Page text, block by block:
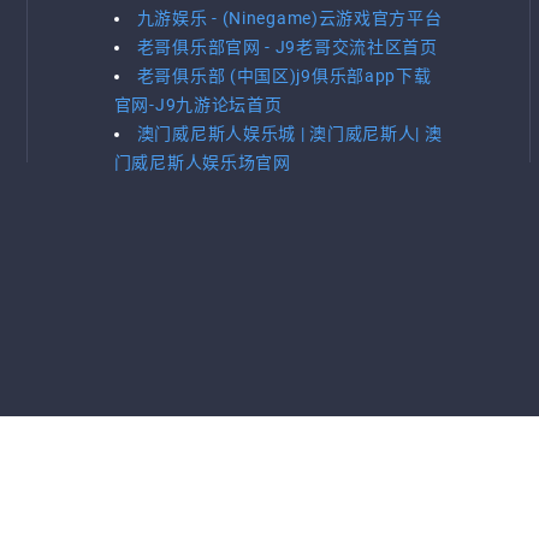
九游娱乐 - (Ninegame)云游戏官方平台
老哥俱乐部官网 - J9老哥交流社区首页
老哥俱乐部 (中国区)j9俱乐部app下载
官网-J9九游论坛首页
澳门威尼斯人娱乐城 | 澳门威尼斯人| 澳
门威尼斯人娱乐场官网